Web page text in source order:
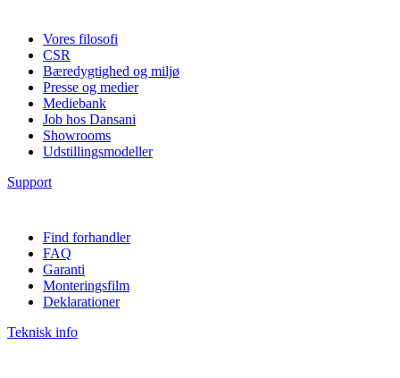
Vores filosofi
CSR
Bæredygtighed og miljø
Presse og medier
Mediebank
Job hos Dansani
Showrooms
Udstillingsmodeller
Support
Find forhandler
FAQ
Garanti
Monteringsfilm
Deklarationer
Teknisk info